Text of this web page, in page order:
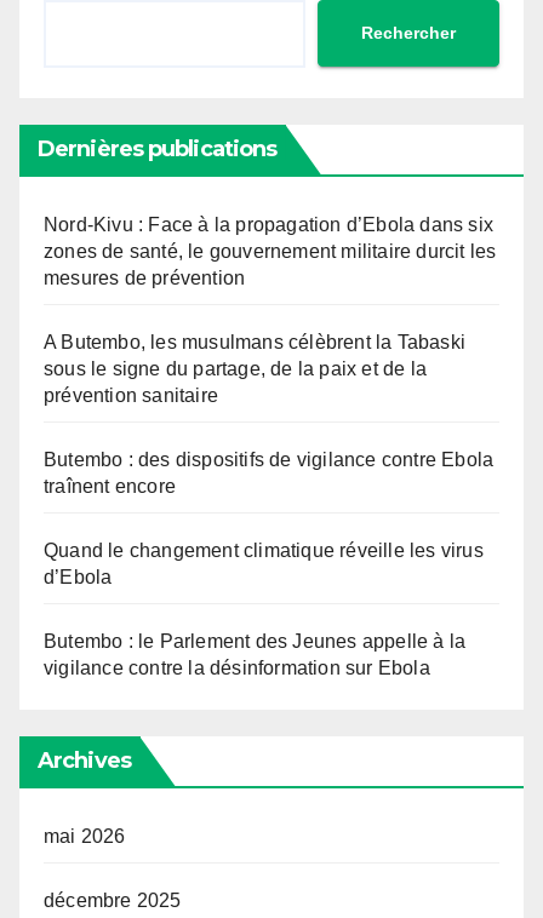
Rechercher
Dernières publications
Nord-Kivu : Face à la propagation d’Ebola dans six
zones de santé, le gouvernement militaire durcit les
mesures de prévention
A Butembo, les musulmans célèbrent la Tabaski
sous le signe du partage, de la paix et de la
prévention sanitaire
Butembo : des dispositifs de vigilance contre Ebola
traînent encore
Quand le changement climatique réveille les virus
d’Ebola
Butembo : le Parlement des Jeunes appelle à la
vigilance contre la désinformation sur Ebola
Archives
mai 2026
décembre 2025